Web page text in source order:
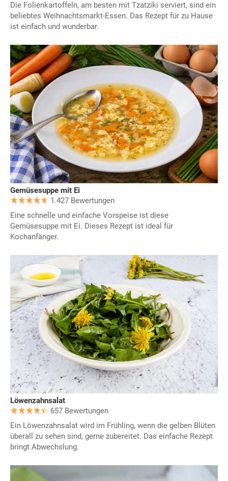
Die Folienkartoffeln, am besten mit Tzatziki serviert, sind ein
beliebtes Weihnachtsmarkt-Essen. Das Rezept für zu Hause
ist einfach und wunderbar.
Gemüsesuppe mit Ei
1.427 Bewertungen
Eine schnelle und einfache Vorspeise ist diese
Gemüsesuppe mit Ei. Dieses Rezept ist ideal für
Kochanfänger.
Löwenzahnsalat
657 Bewertungen
Ein Löwenzahnsalat wird im Frühling, wenn die gelben Blüten
überall zu sehen sind, gerne zubereitet. Das einfache Rezept
bringt Abwechslung.